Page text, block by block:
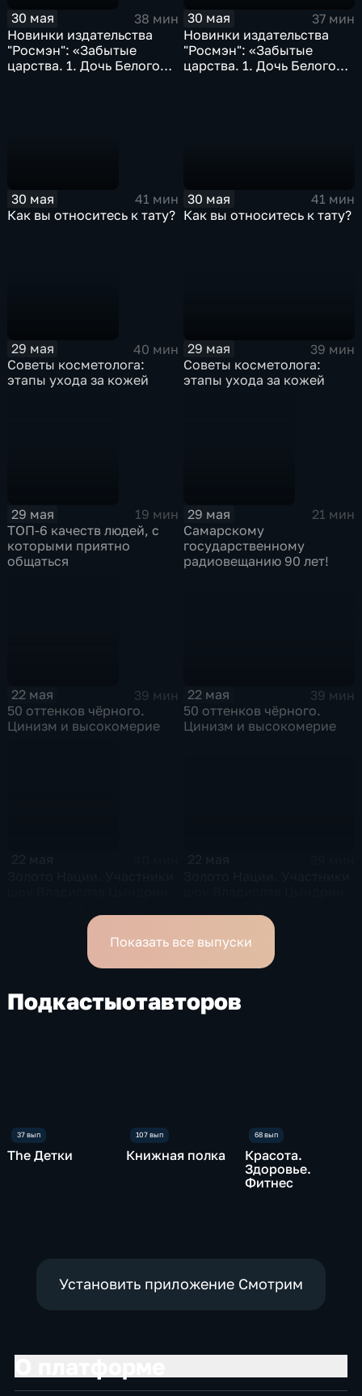
30 мая
38 мин
Новинки издательства
"Росмэн": «Забытые
царства. 1. Дочь Белого
30 мая
37 мин
Новинки издательства
"Росмэн": «Забытые
царства. 1. Дочь Белого
30 мая
41 мин
Как вы относитесь к тату?
30 мая
41 мин
Как вы относитесь к тату?
29 мая
40 мин
Советы косметолога:
этапы ухода за кожей
29 мая
39 мин
Советы косметолога:
этапы ухода за кожей
29 мая
19 мин
ТОП-6 качеств людей, с
которыми приятно
общаться
29 мая
21 мин
Самарскому
государственному
радиовещанию 90 лет!
22 мая
39 мин
50 оттенков чёрного.
Цинизм и высокомерие
22 мая
39 мин
50 оттенков чёрного.
Цинизм и высокомерие
Показать все выпуски
Подкастыотавторов
The Детки Книжная полка
Красота.
Здоровье.
Фитнес
Установить приложение Смотрим